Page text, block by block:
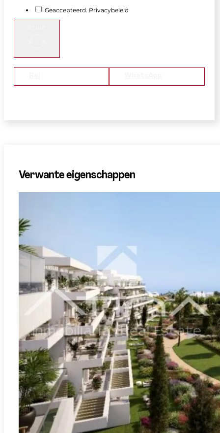
Geaccepteerd. Privacybeleid
Verwante eigenschappen
El Verger REF:A-
3426ResEdenia
Jouw paradijs in Residencial Edenia, El Verger: leef het
leven waar je altijd al van gedroomd hebt
123.43m2
3